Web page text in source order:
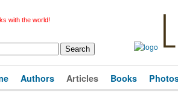
with the world!
Authors Articles Books